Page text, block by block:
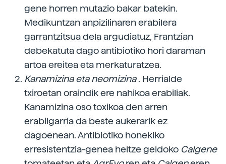
gene horren mutazio bakar batekin.
Medikuntzan anpizilinaren erabilera
garrantzitsua dela argudiatuz, Frantzian
debekatuta dago antibiotiko hori daraman
artoa ereitea eta merkaturatzea.
Kanamizina eta neomizina. Herrialde
txiroetan oraindik ere nahikoa erabiliak.
Kanamizina oso toxikoa den arren
erabilgarria da beste aukerarik ez
dagoenean. Antibiotiko honekiko
erresistentzia-genea heltze geldoko Calgene